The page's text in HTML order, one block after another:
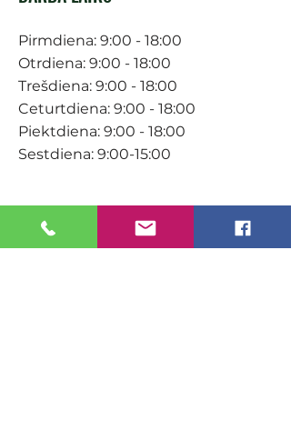
Pirmdiena: 9:00 - 18:00
Otrdiena: 9:00 - 18:00
Trešdiena: 9:00 - 18:00
Ceturtdiena: 9:00 - 18:00
Piektdiena: 9:00 - 18:00
Sestdiena: 9:00-15:00
KONTAKTI